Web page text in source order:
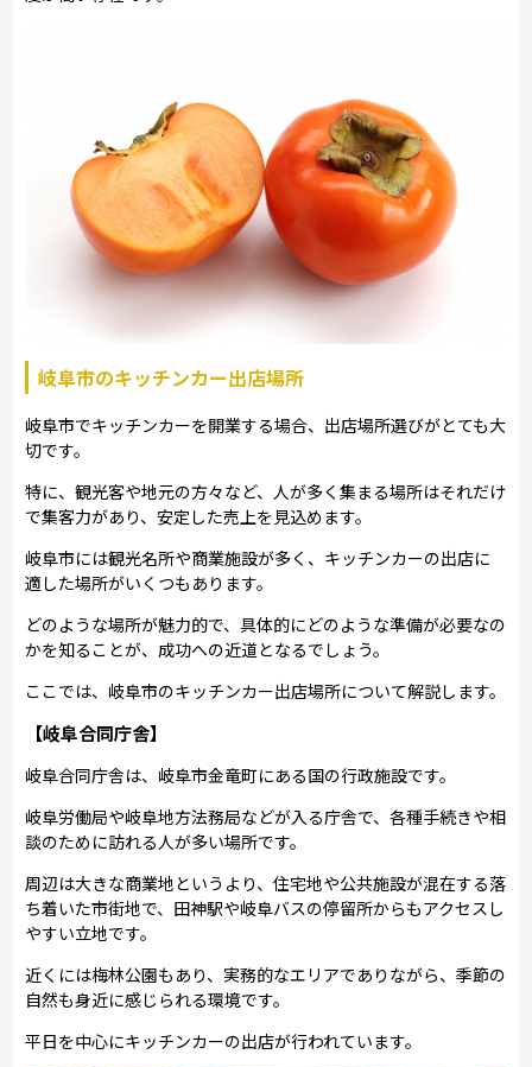
岐阜市のキッチンカー出店場所
岐阜市でキッチンカーを開業する場合、出店場所選びがとても大
切です。
特に、観光客や地元の方々など、人が多く集まる場所はそれだけ
で集客力があり、安定した売上を見込めます。
岐阜市には観光名所や商業施設が多く、キッチンカーの出店に
適した場所がいくつもあります。
どのような場所が魅力的で、具体的にどのような準備が必要なの
かを知ることが、成功への近道となるでしょう。
ここでは、岐阜市のキッチンカー出店場所について解説します。
【岐阜合同庁舎】
岐阜合同庁舎は、岐阜市金竜町にある国の行政施設です。
岐阜労働局や岐阜地方法務局などが入る庁舎で、各種手続きや相
談のために訪れる人が多い場所です。
周辺は大きな商業地というより、住宅地や公共施設が混在する落
ち着いた市街地で、田神駅や岐阜バスの停留所からもアクセスし
やすい立地です。
近くには梅林公園もあり、実務的なエリアでありながら、季節の
自然も身近に感じられる環境です。
平日を中心にキッチンカーの出店が行われています。